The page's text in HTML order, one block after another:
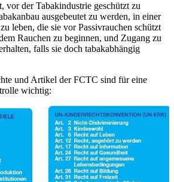
vor der Tabakindustrie geschützt zu
ausgebeutet zu werden, in einer
leben, die sie vor Passivrauchen schützt
Rauchen zu beginnen, und Zugang zu
falls sie doch tabakabhängig
und Artikel der FCTC sind für eine
wichtig: